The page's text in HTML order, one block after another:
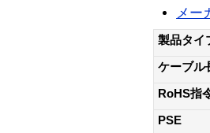
メー
製品タイ
ケーブル
RoHS指
PSE